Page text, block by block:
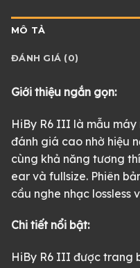
MÔ TẢ
ĐÁNH GIÁ (0)
Giới thiệu ngắn gọn:
HiBy R6 III là mẫu
đánh giá cao nhờ hiệu
cùng khả năng tương
ear và fullsize. Phiên
cầu nghe nhạc
Chi tiết nổi bật:
HiBy R6 III được trang